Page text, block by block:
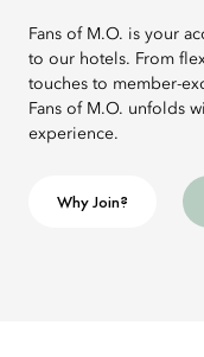
Fans of M.O. is your
to our hotels. From
touches to member-
Fans of M.O. unfolds
experience.
Why Join?